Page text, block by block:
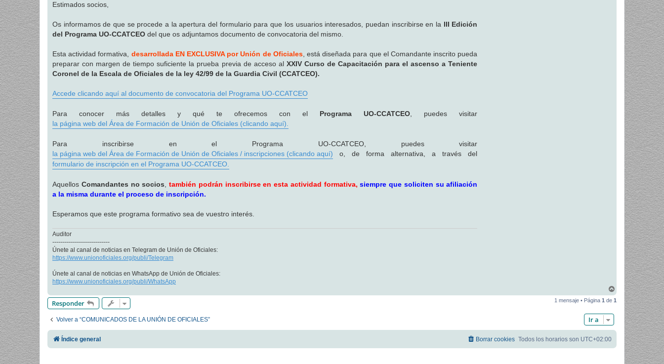
Estimados socios,
Os informamos de que se procede a la apertura del formulario para que los usuarios interesados, puedan inscribirse en la III Edición
del Programa UO-CCATCEO del que os adjuntamos documento de convocatoria del mismo.
Esta actividad formativa, desarrollada EN EXCLUSIVA por Unión de Oficiales, está diseñada para que el Comandante inscrito pueda
preparar con margen de tiempo suficiente la prueba previa de acceso al XXIV Curso de Capacitación para el ascenso a Teniente
Coronel de la Escala de Oficiales de la ley 42/99 de la Guardia Civil (CCATCEO).
Accede clicando aquí al documento de convocatoria del Programa UO-CCATCEO
Para conocer más detalles y qué te ofrecemos con el Programa UO-CCATCEO , puedes visitar
la página web del Área de Formación de Unión de Oficiales (clicando aquí).
Para inscribirse en el Programa UO-CCATCEO, puedes visitar
la página web del Área de Formación de Unión de Oficiales / inscripciones (clicando aquí) o, de forma alternativa, a través del
formulario de inscripción en el Programa UO-CCATCEO.
Aquellos Comandantes no socios ,también podrán inscribirse en esta actividad formativa, siempre que soliciten su afiliación
a la misma durante el proceso de inscripción.
Esperamos que este programa formativo sea de vuestro interés.
Auditor
-----------------------------
Únete al canal de noticias en Telegram de Unión de Oficiales:
https://www.unionoficiales.org/publi/Telegram
Únete al canal de noticias en WhatsApp de Unión de Oficiales:
https://www.unionoficiales.org/publi/WhatsApp
r
r
Responder 1 mensaje • Página 1 de 1
Volver a “COMUNICADOS DE LA UNIÓN DE OFICIALES” Ir a
Índice general Todos los horarios son UTC+02:00
Borrar cookies